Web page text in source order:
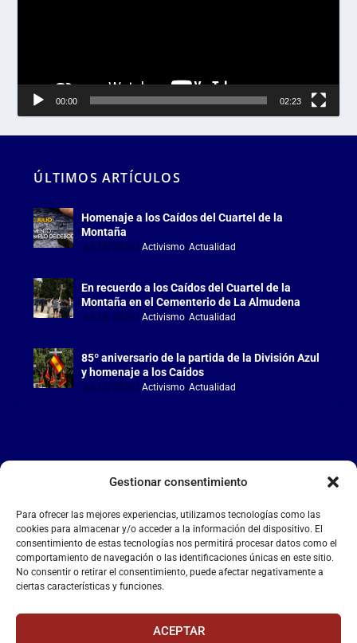
Gestionar consentimiento
Para ofrecer las mejores experiencias, utilizamos tecnologías como las
cookies para almacenar y/o acceder a la información del dispositivo. El
consentimiento de estas tecnologías nos permitirá procesar datos como el
comportamiento de navegación o las identificaciones únicas en este sitio.
No consentir o retirar el consentimiento, puede afectar negativamente a
ciertas características y funciones.
ACEPTAR
00:00 02:23
ÚLTIMOS ARTÍCULOS
Homenaje a los Caídos del Cuartel de la
Montaña
Jul 18, 2026 |Activismo,Actualidad
En recuerdo a los Caídos del Cuartel de la
Montaña en el Cementerio de La Almudena
Jul 18, 2026 |Activismo,Actualidad
85º aniversario de la partida de la División Azul
y homenaje a los Caídos
Jul 15, 2026 |Activismo,Actualidad
LA FALANGE
Reproductor
de
vídeo